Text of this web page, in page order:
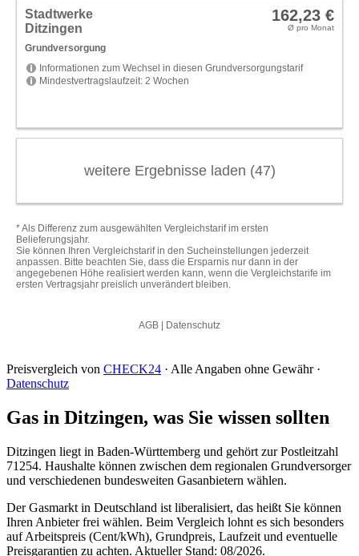
Preisvergleich von CHECK24 · Alle Angaben ohne Gewähr ·
Datenschutz
Gas in Ditzingen, was Sie wissen sollten
Ditzingen liegt in Baden-Württemberg und gehört zur Postleitzahl
71254. Haushalte können zwischen dem regionalen Grundversorger
und verschiedenen bundesweiten Gasanbietern wählen.
Der Gasmarkt in Deutschland ist liberalisiert, das heißt Sie können
Ihren Anbieter frei wählen. Beim Vergleich lohnt es sich besonders
auf Arbeitspreis (Cent/kWh), Grundpreis, Laufzeit und eventuelle
Preisgarantien zu achten. Aktueller Stand: 08/2026.